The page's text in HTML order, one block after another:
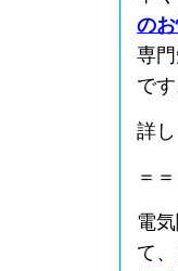
の
専
です
詳
＝
電
て